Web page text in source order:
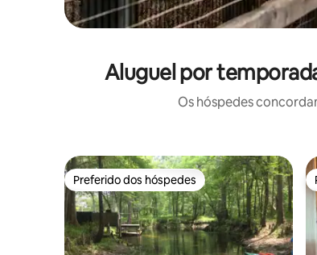
Aluguel por
Os hóspedes
Preferido dos hóspedes
Preferido dos hóspedes